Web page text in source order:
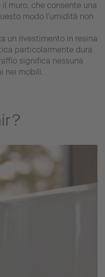
muro, che consente una
modo l'umidità non
un rivestimento in resina
particolarmente dura
significa nessuna
nei mobili.